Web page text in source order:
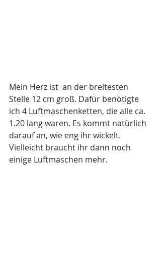
Mein Herz ist  an der breitesten
Stelle 12 cm groß. Dafür benötigte
ich 4 Luftmaschenketten, die alle ca.
1.20 lang waren. Es kommt natürlich
darauf an, wie eng ihr wickelt.
Vielleicht braucht ihr dann noch
einige Luftmaschen mehr.